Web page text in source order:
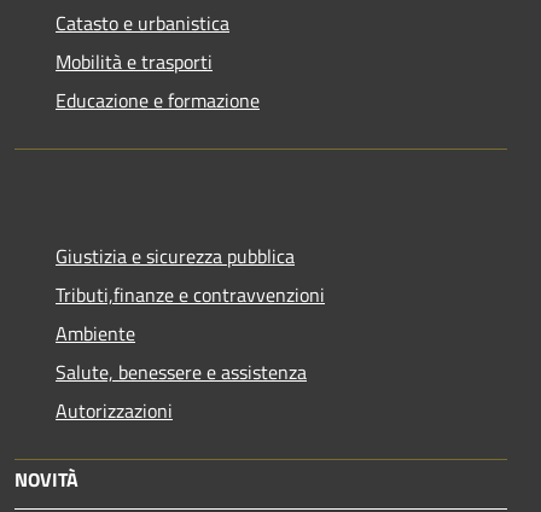
Catasto e urbanistica
Mobilità e trasporti
Educazione e formazione
Giustizia e sicurezza pubblica
Tributi,finanze e contravvenzioni
Ambiente
Salute, benessere e assistenza
Autorizzazioni
NOVITÀ